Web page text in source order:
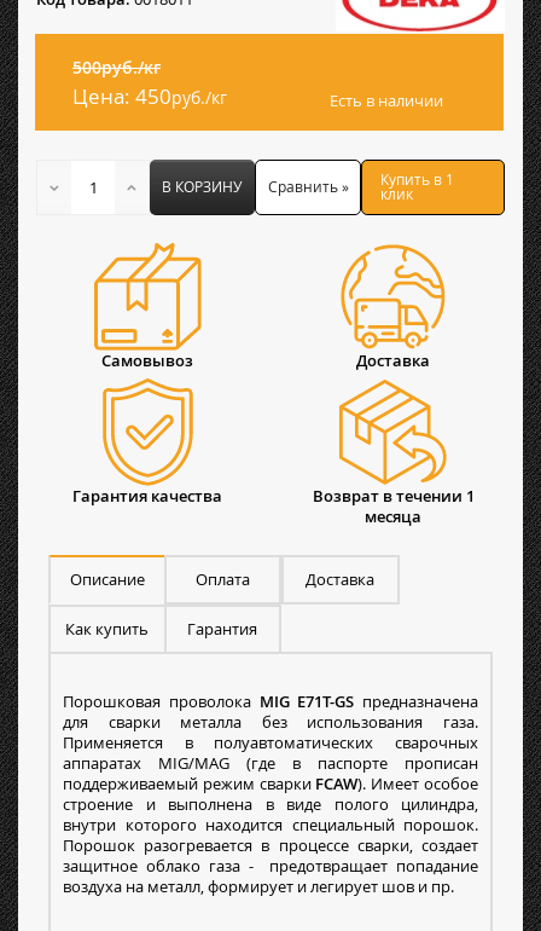
500руб./кг
Цена: 450руб./кг Есть в наличии
В КОРЗИНУ Сравнить » Купить в 1
клик
Самовывоз Доставка
Гарантия качества
Возврат в течении 1
месяца
Описание Оплата Доставка
Как купить Гарантия
Порошковая проволока MIG E71T-GS предназначена
для сварки металла без использования газа.
Применяется в полуавтоматических сварочных
аппаратах MIG/MAG (где в паспорте прописан
поддерживаемый режим сварки FCAW). Имеет особое
строение и выполнена в виде полого цилиндра,
внутри которого находится специальный порошок.
Порошок разогревается в процессе сварки, создает
защитное облако газа - предотвращает попадание
воздуха на металл, формирует и легирует шов и пр.